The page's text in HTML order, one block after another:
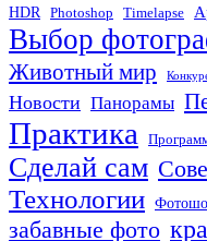
HDR Photoshop Timelapse
Выбор
Животный мир
Новости Панорамы
Практика
Сделай сам
Технологии
забавные фото